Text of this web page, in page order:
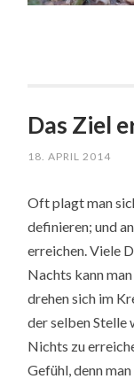
Das Ziel
18. APRIL 2014
Oft plagt man
definieren; und
erreichen. Viele
Nachts kann
drehen sich im
der selben Stelle
Nichts zu
Gefühl, denn